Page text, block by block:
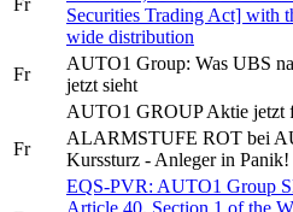
Securities Trading Act] with
wide distribution
Fr
AUTO1 Group: Was UBS
jetzt sieht
AUTO1 GROUPAktie jetzt
Fr
ALARMSTUFE ROT bei
Kurssturz - Anleger in Panik!
EQS-PVR: AUTO1 Group
Article 40, Section 1 of the